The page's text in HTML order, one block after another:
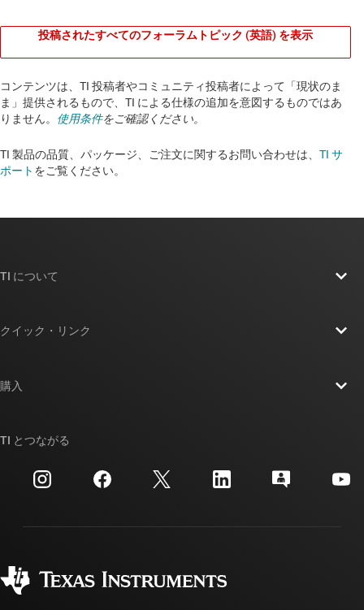
投稿されたすべてのフォーラムトピック (英語) を表示
コンテンツは、TI 投稿者やコミュニティ投稿者によって「現状のま
ま」提供されるもので、TI による仕様の追加を意図するものではあ
りません。 使用条件をご確認ください。
TI 製品の品質、パッケージ、ご注文に関するお問い合わせは、 TI サ
ポート をご覧ください。​​​​​​​​​​​​​​
TI について
投資家向け情報
製造
クイック・リンク
クロスリファレンス検索
カスタマー・サポート・センター
myTI アカウントの FAQ
購入
ご注文に関する FAQ
TI とつながる